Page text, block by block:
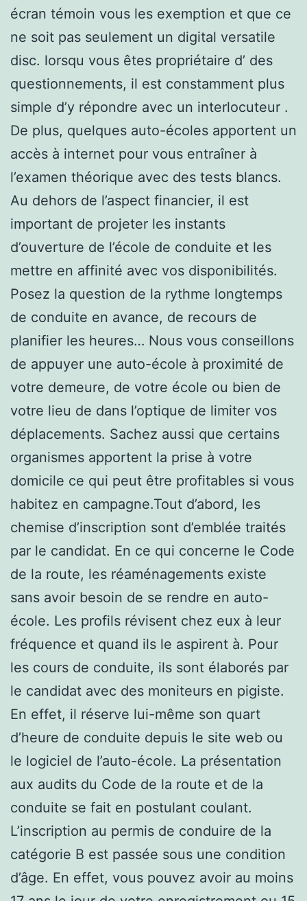
écran témoin vous les exemption et que ce
ne soit pas seulement un digital versatile
disc. lorsqu vous êtes propriétaire d’ des
questionnements, il est constamment plus
simple d’y répondre avec un interlocuteur .
De plus, quelques auto-écoles apportent un
accès à internet pour vous entraîner à
l’examen théorique avec des tests blancs.
Au dehors de l’aspect financier, il est
important de projeter les instants
d’ouverture de l’école de conduite et les
mettre en affinité avec vos disponibilités.
Posez la question de la rythme longtemps
de conduite en avance, de recours de
planifier les heures… Nous vous conseillons
de appuyer une auto-école à proximité de
votre demeure, de votre école ou bien de
votre lieu de dans l’optique de limiter vos
déplacements. Sachez aussi que certains
organismes apportent la prise à votre
domicile ce qui peut être profitables si vous
habitez en campagne.Tout d’abord, les
chemise d’inscription sont d’emblée traités
par le candidat. En ce qui concerne le Code
de la route, les réaménagements existe
sans avoir besoin de se rendre en auto-
école. Les profils révisent chez eux à leur
fréquence et quand ils le aspirent à. Pour
les cours de conduite, ils sont élaborés par
le candidat avec des moniteurs en pigiste.
En effet, il réserve lui-même son quart
d’heure de conduite depuis le site web ou
le logiciel de l’auto-école. La présentation
aux audits du Code de la route et de la
conduite se fait en postulant coulant.
L’inscription au permis de conduire de la
catégorie B est passée sous une condition
d’âge. En effet, vous pouvez avoir au moins